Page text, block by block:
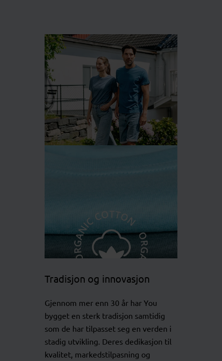
Tradisjon og innovasjon
Gjennom mer enn 30 år har You
bygget en sterk tradisjon samtidig
som de har tilpasset seg en verden i
stadig utvikling. Deres dedikasjon til
kvalitet, markedstilpasning og